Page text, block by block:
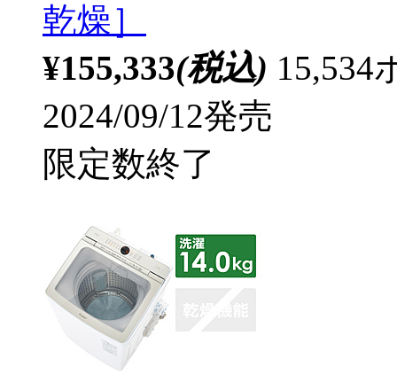
乾燥］
¥155,333(税込) 15,534
2024/09/12発売
限定数終了